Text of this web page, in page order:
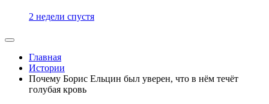
2 недели спустя
Главная
Истории
Почему Борис Ельцин был уверен, что в нём течёт
голубая кровь